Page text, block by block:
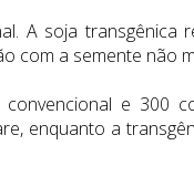
A soja transgênica
com a semente não
e 300
enquanto a